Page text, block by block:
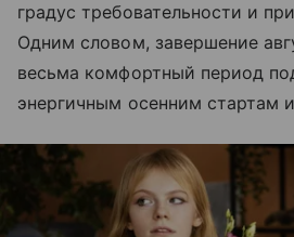
градус требовательности и
Одним словом, завершение
весьма комфортный период
энергичным осенним стартам